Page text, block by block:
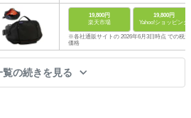
19,800円
楽天市場
19,800円
Yahoo!ショッピング
※各社通販サイトの 2026年6月3日時点 での税込
価格
覧の続きを見る